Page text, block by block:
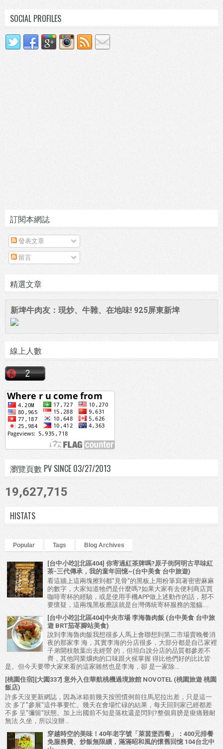
SOCIAL PROFILES
訂閱本網誌
發表文章
留言
精選文章
新埤牛肉友：現炒、牛雜、在地味! 925屏東新埤
線上人數
瀏覽頁數 PV SINCE 03/27/2013
19,627,715
HISTATS
Popular Tags Blog Archives
[台中小吃][北區404] 你寄過紅茶牌嗎?原子街阿明古早味紅
茶-三代傳承，我的童年回憶~(台中美食 台中旅遊)
看這牆上這兩塊擦到都"見骨"的黑板上用粉筆寫著密密麻麻
的數字，大家知道牠們是什麼嗎?如果大家有去便利商店買
咖啡寄杯的經驗，或是使用手機APP做上述動作的話，那不
要懷疑，這兩塊黑板應該就是台灣傳統寄杯服務的濫觴....
[台中小吃][北區404]中央市場 李海魯肉飯 (台中美食 台中旅
遊 BRT茄苳腳站美食)
說到李海魯肉飯我想很多人馬上會聯想到第二市場賣晚餐消
夜的那家李 海，其實李海的分店很多，大部分都是自己家裡
子弟開枝散葉出去經營 的，但坦白說分店的品質都參差不
齊，其他同業爌肉的口味跟火候掌握 得比他們好的比比皆
是。但今天要帶大家來看的這家雖然也是李海，卻 是一家除...
[桃園住宿][大園337] 意外入住華航桃機過境旅館 NOVOTEL (桃園旅遊 桃園
飯店)
許多天沒更新網誌，因為冰箱前幾天按照慣例前往馬尼拉出差，只是這一
次 多了"參展"這件事要忙。幾天在會場忙碌的結果，每天回到家已經都差
不多 呈"彌留"狀態。加上出國前不知是落枕還是閃到?整個肩膀是痠痛難耐
無法 久坐，所以沒辦...
穿越時空的美味！40年老字號「萊茵堡西餐」：400元排餐
免服務費、炒飯無限續，滿滿昭和風的懷舊回憶 104台北中